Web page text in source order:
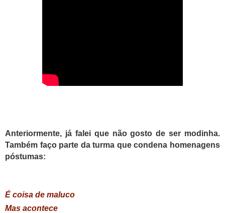
Anteriormente, já falei que não gosto de ser modinha.
Também faço parte da turma que condena homenagens
póstumas:
É coisa de maluco
Mas acontece